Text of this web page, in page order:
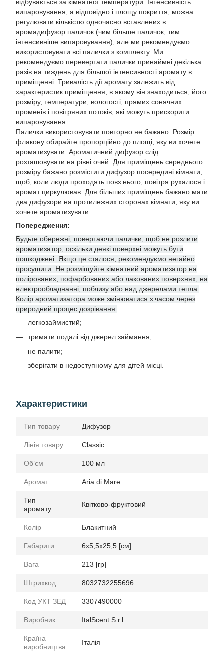
випаровування, а відповідно і площу покриття, можна
регулювати кількістю одночасно вставлених в
аромадифузор паличок (чим більше паличок, тим
інтенсивніше випаровування), але ми рекомендуємо
використовувати всі палички з комплекту. Ми
рекомендуємо перевертати палички принаймні декілька
разів на тиждень для більшої інтенсивності аромату в
приміщенні. Тривалість дії аромату залежить від
характеристик приміщення, в якому він знаходиться, його
розміру, температури, вологості, прямих сонячних
променів і повітряних потоків, які можуть прискорити
випаровування.
Палички використовувати повторно не бажано. Розмір
флакону обирайте пропорційно до площі, яку ви хочете
ароматизувати. Ароматичний дифузор слід
розташовувати на рівні очей. Для приміщень середнього
розміру бажано розмістити дифузор посередині кімнати,
щоб, коли люди проходять повз нього, повітря рухалося і
аромат циркулював. Для більших приміщень бажано мати
два дифузори на протилежних сторонах кімнати, яку ви
хочете ароматизувати.
Попередження:
Будьте обережні, повертаючи палички, щоб не розлити
ароматизатор, оскільки деякі поверхні можуть бути
пошкоджені. Якщо це сталося, рекомендуємо негайно
просушити. Не розміщуйте кімнатний ароматизатор на
полірованих, пофарбованих або лакованих поверхнях, на
електрообладнанні, поблизу або над джерелами тепла.
Колір ароматизатора може змінюватися з часом через
природний процес дозрівання.
легкозаймистий;
тримати подалі від джерел займання;
не палити;
зберігати в недоступному для дітей місці.
Характеристики
Тип товару Дифузор
Лінія товару Classic
Обʼєм 100 мл
Аромат Aria di Mare
Тип
аромату
Квітково-фруктовий
Колір Блакитний
Габарити 6x5,5x25,5 [см]
Вага 213 [гр]
Штрихкод 8032732255696
Код УКТ ЗЕД 3307490000
Виробник ItalScent S.r.l.
Країна
виробництва
Італія